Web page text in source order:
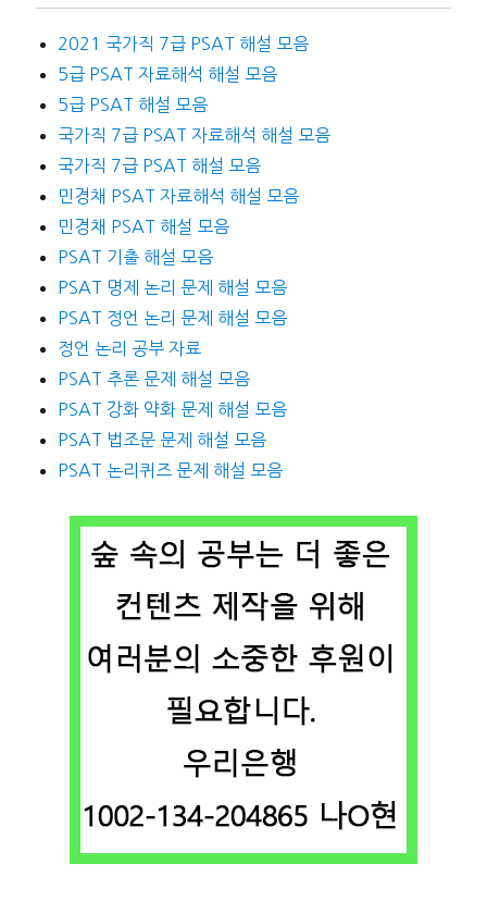
2021 국가직 7급 PSAT 해설 모음
5급 PSAT 자료해석 해설 모음
5급 PSAT 해설 모음
국가직 7급 PSAT 자료해석 해설 모음
국가직 7급 PSAT 해설 모음
민경채 PSAT 자료해석 해설 모음
민경채 PSAT 해설 모음
PSAT 기출 해설 모음
PSAT 명제 논리 문제 해설 모음
PSAT 정언 논리 문제 해설 모음
정언 논리 공부 자료
PSAT 추론 문제 해설 모음
PSAT 강화 약화 문제 해설 모음
PSAT 법조문 문제 해설 모음
PSAT 논리퀴즈 문제 해설 모음